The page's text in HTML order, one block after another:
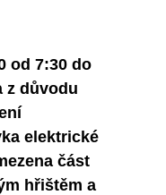
od 7:30 do
z důvodu
elektrické
část
hřištěm a